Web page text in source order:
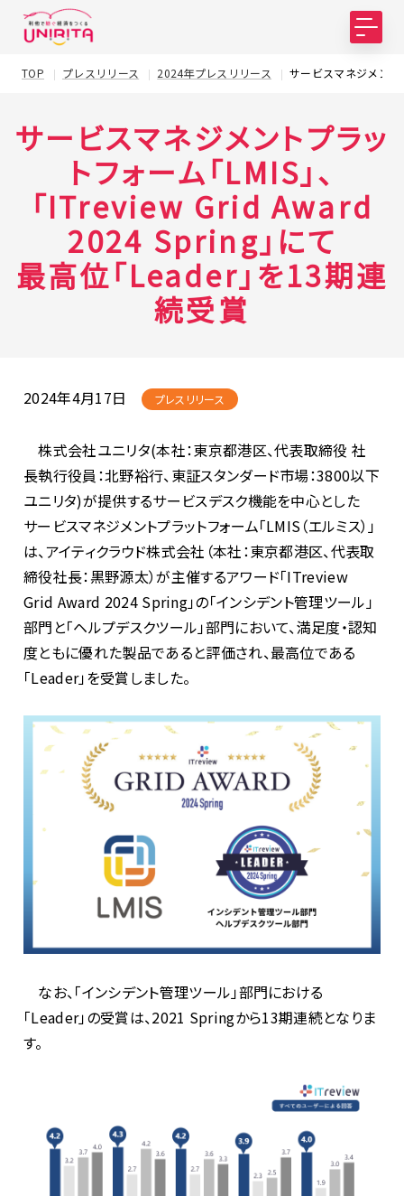
TOP プレスリリース 2024年プレスリリース サービスマネジメン
サービスマネジメントプラッ
トフォーム「LMIS」、
「ITreview Grid Award
2024 Spring」にて
最高位「Leader」を13期連
続受賞
2024年4月17日 プレスリリース
株式会社ユニリタ(本社：東京都港区、代表取締役 社
長執行役員：北野裕行、東証スタンダード市場：3800以下
ユニリタ)が提供するサービスデスク機能を中心とした
サービスマネジメントプラットフォーム「LMIS（エルミス）」
は、アイティクラウド株式会社（本社：東京都港区、代表取
締役社長：黒野源太）が主催するアワード「ITreview
Grid Award 2024 Spring」の「インシデント管理ツール」
部門と「ヘルプデスクツール」部門において、満足度・認知
度ともに優れた製品であると評価され、最高位である
「Leader」を受賞しました。
なお、「インシデント管理ツール」部門における
「Leader」の受賞は、2021 Springから13期連続となりま
す。